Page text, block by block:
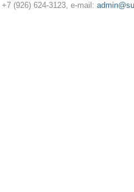
(926) 624-3123, e-mail: